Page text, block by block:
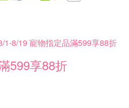
1-8/19 寵物指定品滿599享88折
599享88折